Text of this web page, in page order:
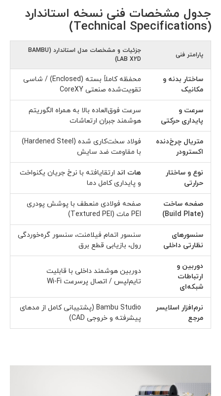
جدول مشخصات فنی نسخه استاندارد
(Technical Specifications)
پارامتر فنی
جزئیات و مشخصات مدل استاندارد (BAMBU
LAB X2D)
ساختار بدنه و
مکانیک
محفظه کاملاً بسته (Enclosed) / شاسی
تقویت‌شده صنعتی CoreXY
سرعت و
پایداری حرکتی
سرعت فوق‌العاده بالا به همراه الگوریتم
هوشمند جبران ارتعاشات
متریال چرخ‌دنده
اکسترودر
فولاد سخت‌کاری شده (Hardened Steel)
با مقاومت ضد سایش
نوع و ساختار
حرارتی
هات اند ارتقایافته با نرخ جریان یکنواخت
و پایداری کامل دما
صفحه ساخت
(Build Plate)
صفحه فولادی منعطف با پوشش پودری
PEI مات (Textured PEI)
سنسورهای
نظارتی داخلی
سنسور اتمام فیلامنت، سنسور گره‌خوردگی
رول، بازیابی قطع برق
دوربین و
ارتباطات
شبکه‌ای
دوربین هوشمند داخلی با قابلیت
تایم‌لپس / اتصال پرسرعت Wi-Fi
نرم‌افزار اسلایسر
مرجع
Bambu Studio (پشتیبانی کامل از مدهای
پیشرفته و خروجی CAD)